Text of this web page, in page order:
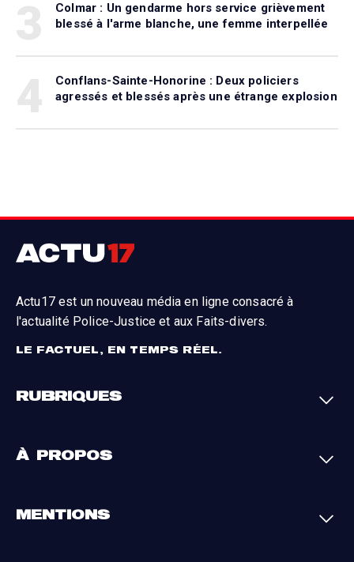
Colmar : Un gendarme hors service grièvement
blessé à l'arme blanche, une femme interpellée
Conflans-Sainte-Honorine : Deux policiers
agressés et blessés après une étrange explosion
Actu17 est un nouveau média en ligne consacré à
l'actualité Police-Justice et aux Faits-divers.
LE FACTUEL, EN TEMPS RÉEL.
RUBRIQUES
Par région
À PROPOS
MENTIONS